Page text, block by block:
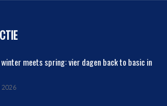
meets spring: vier dagen back to basic in